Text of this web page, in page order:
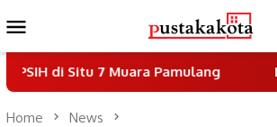
to
contentMenu
7 Muara Pamulang Dukung
Home News